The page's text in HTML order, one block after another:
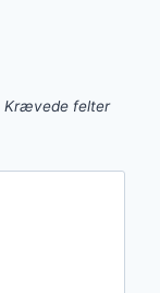
Krævede felter